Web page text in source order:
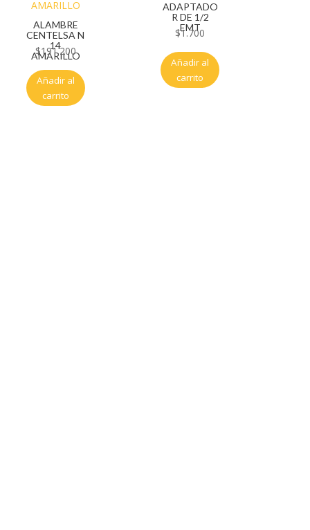
ALAMBRE
CENTELSA N
14
AMARILLO
$191.200
Añadir al
carrito
ADAPTADO
R DE 1/2
EMT
$1.700
Añadir al
carrito